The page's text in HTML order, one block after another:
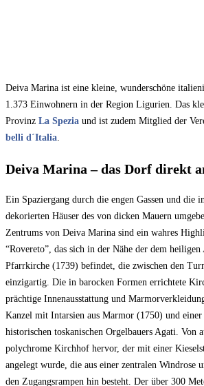
Deiva Marina ist eine kleine, wunderschöne
1.373 Einwohnern in der Region Ligurien. Das
Provinz La Spezia und ist zudem Mitglied der
belli d´Italia
Deiva Marina – das Dorf direkt
Ein Spaziergang durch die engen Gassen und die
dekorierten Häuser des von dicken Mauern
Zentrums von Deiva Marina sind ein wahres
“Rovereto”, das sich in der Nähe der dem
Pfarrkirche (1739) befindet, die zwischen den
einzigartig. Die in barocken Formen errichtete
prächtige Innenausstattung und
Kanzel mit Intarsien aus Marmor (1750) und einer
historischen toskanischen Orgelbauers Agati. Von
polychrome Kirchhof hervor, der mit einer
angelegt wurde, die aus einer zentralen Windrose
den Zugangsrampen hin besteht. Der über 300